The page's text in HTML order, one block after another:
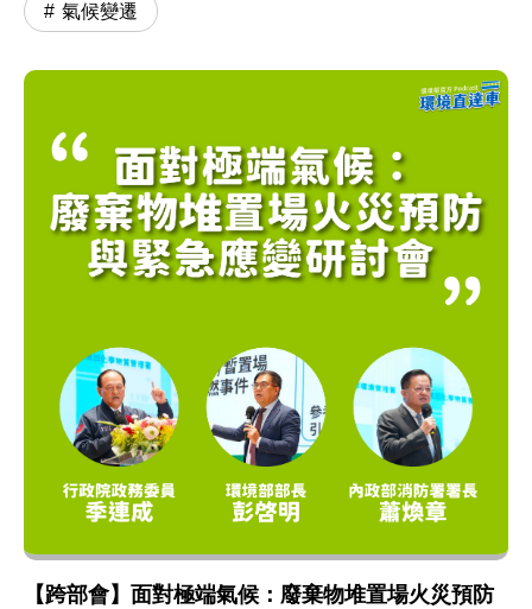
氣候變遷
【跨部會】面對極端氣候：廢棄物堆置場火災預防